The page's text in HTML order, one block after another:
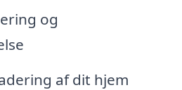
og
af dit hjem